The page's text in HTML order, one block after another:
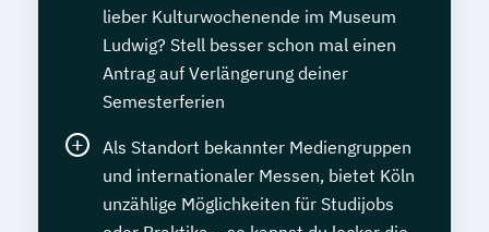
lieber Kulturwochenende im Museum
Ludwig? Stell besser schon mal einen
Antrag auf Verlängerung deiner
Semesterferien
Als Standort bekannter Mediengruppen
und internationaler Messen, bietet Köln
unzählige Möglichkeiten für Studijobs